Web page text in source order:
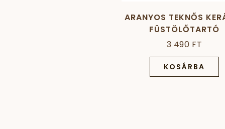
ARANYOS TEKNŐS
FÜSTÖLŐTARTÓ
3 490 FT
KOSÁRBA